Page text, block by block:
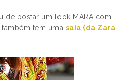
de postar um look MARA com
tem uma saia (da Zara